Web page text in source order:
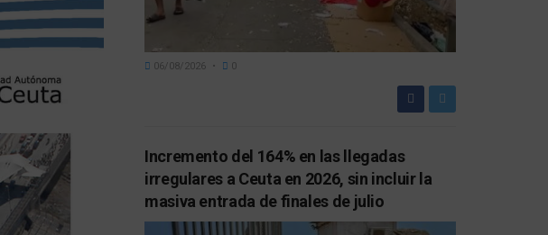
06/08/2026 0
Incremento del 164% en las llegadas
irregulares a Ceuta en 2026, sin incluir la
masiva entrada de finales de julio